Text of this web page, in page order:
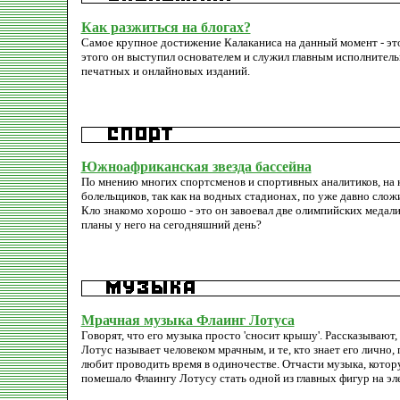
Как разжиться на блогах?
Самое крупное достижение Калаканиса на данный момент -
этого он выступил основателем и служил главным
печатных и онлайновых изданий.
Южноафриканская звезда бассейна
По мнению многих спортсменов и спортивных аналитиков,
болельщиков, так как на водных стадионах, по уже давно
Кло знакомо хорошо - это он завоевал две олимпийских
планы у него на сегодняшний день?
Мрачная музыка Флаинг Лотуса
Говорят, что его музыка просто 'сносит крышу'.
Лотус называет человеком мрачным, и те, кто знает его
любит проводить время в одиночестве. Отчасти музыка,
помешало Флаингу Лотусу стать одной из главных фигур на